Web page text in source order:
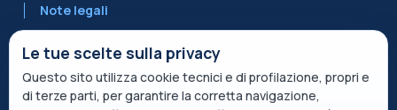
Note legali
Informativa condivisa Edvance per il trattamento dei dati
Le tue scelte sulla privacy
Questo sito utilizza cookie tecnici e di profilazione, propri e
di terze parti, per garantire la corretta navigazione,